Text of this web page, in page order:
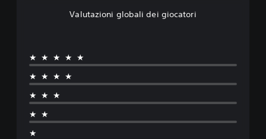
Valutazioni globali dei giocatori
★★★★★
★★★★
★★★
★★
★